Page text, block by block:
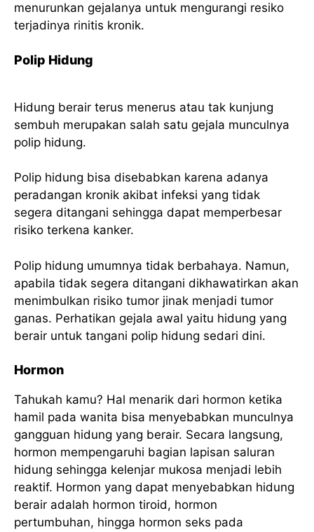
menurunkan gejalanya untuk mengurangi resiko
terjadinya rinitis kronik.
Polip Hidung
Hidung berair terus menerus atau tak kunjung
sembuh merupakan salah satu gejala munculnya
polip hidung.
Polip hidung bisa disebabkan karena adanya
peradangan kronik akibat infeksi yang tidak
segera ditangani sehingga dapat memperbesar
risiko terkena kanker.
Polip hidung umumnya tidak berbahaya. Namun,
apabila tidak segera ditangani dikhawatirkan akan
menimbulkan risiko tumor jinak menjadi tumor
ganas. Perhatikan gejala awal yaitu hidung yang
berair untuk tangani polip hidung sedari dini.
Hormon
Tahukah kamu? Hal menarik dari hormon ketika
hamil pada wanita bisa menyebabkan munculnya
gangguan hidung yang berair. Secara langsung,
hormon mempengaruhi bagian lapisan saluran
hidung sehingga kelenjar mukosa menjadi lebih
reaktif. Hormon yang dapat menyebabkan hidung
berair adalah hormon tiroid, hormon
pertumbuhan, hingga hormon seks pada